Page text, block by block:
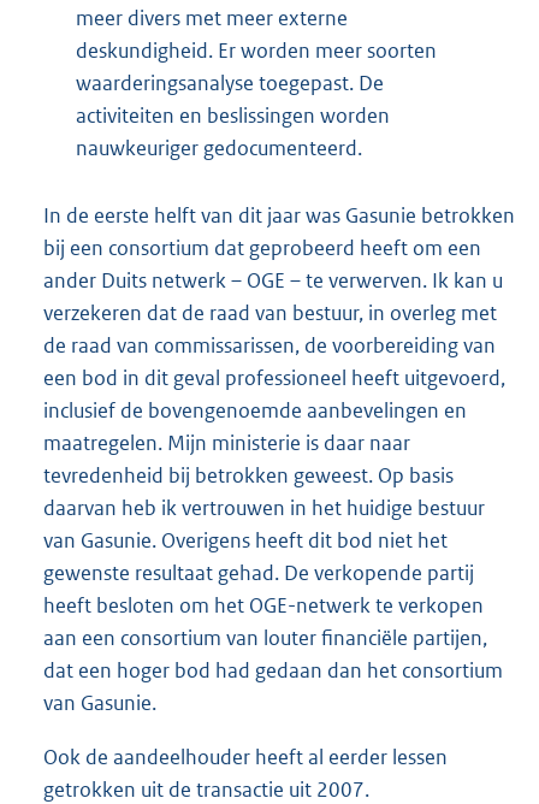
meer divers met meer externe
deskundigheid. Er worden meer soorten
waarderingsanalyse toegepast. De
activiteiten en beslissingen worden
nauwkeuriger gedocumenteerd.
In de eerste helft van dit jaar was Gasunie betrokken
bij een consortium dat geprobeerd heeft om een
ander Duits netwerk – OGE – te verwerven. Ik kan u
verzekeren dat de raad van bestuur, in overleg met
de raad van commissarissen, de voorbereiding van
een bod in dit geval professioneel heeft uitgevoerd,
inclusief de bovengenoemde aanbevelingen en
maatregelen. Mijn ministerie is daar naar
tevredenheid bij betrokken geweest. Op basis
daarvan heb ik vertrouwen in het huidige bestuur
van Gasunie. Overigens heeft dit bod niet het
gewenste resultaat gehad. De verkopende partij
heeft besloten om het OGE-netwerk te verkopen
aan een consortium van louter financiële partijen,
dat een hoger bod had gedaan dan het consortium
van Gasunie.
Ook de aandeelhouder heeft al eerder lessen
getrokken uit de transactie uit 2007.